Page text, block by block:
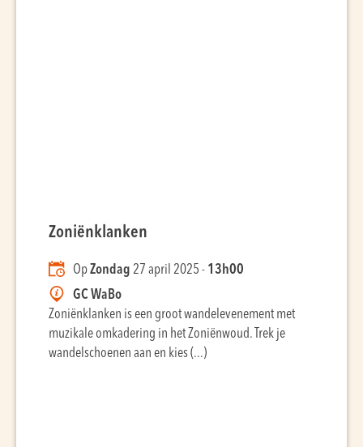
Zoniënklanken
OpZondag 27 april 2025 - 13h00
GC WaBo
Zoniënklanken is een groot wandelevenement met
muzikale omkadering in het Zoniënwoud. Trek je
wandelschoenen aan en kies (...)